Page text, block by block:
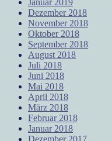
Dezember 2018
November 2018
Oktober 2018
September 2018
August 2018
Juli 2018
Juni 2018
Mai 2018
April 2018
März 2018
Februar 2018
Januar 2018
Dezember 2017